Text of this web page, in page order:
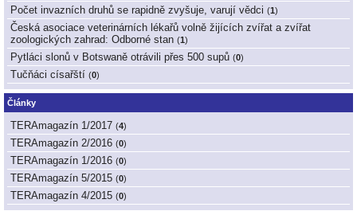
Počet invazních druhů se rapidně zvyšuje, varují vědci (1 )
Česká asociace veterinárních lékařů volně žijících zvířat a zvířat
zoologických zahrad: Odborné stan (1 )
Pytláci slonů v Botswaně otrávili přes 500 supů (0)
Tučňáci císařští (0)
Články
TERAmagazín 1/2017 (4)
TERAmagazín 2/2016 (0)
TERAmagazín 1/2016 (0)
TERAmagazín 5/2015 (0)
TERAmagazín 4/2015 (0)